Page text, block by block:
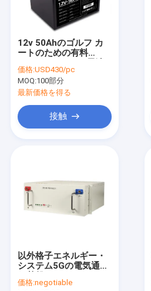
工場旅行
12v 50Ahのゴルフ カ
ートのための有料
価格:USD430/pc
MOQ:100部分
最新価格を得る
接触
以外格子エネルギー・
システム5Gの電気通信
チウム鉄の隣酸塩電池
価格:negotiable